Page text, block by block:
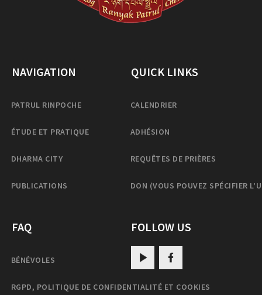
NAVIGATION
PATRUL RINPOCHE
ÉTUDE ET PRATIQUE
DHARMA CITY
PUBLICATIONS
QUICK LINKS
CALENDRIER
ADHÉSION
REQUÊTES DE PRIÈRES
DON (VOUS POUVEZ SPÉCIFIER
FAQ
BÉNÉVOLES
RGPD, POLITIQUE DE CONFIDENTIALITÉ ET COOKIES
FOLLOW US